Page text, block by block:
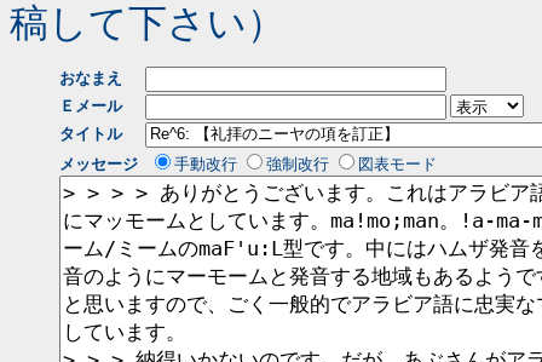
稿して下さい）
おなまえ
Ｅメール
タイトル
メッセージ
手動改行 強制改行 図表モード